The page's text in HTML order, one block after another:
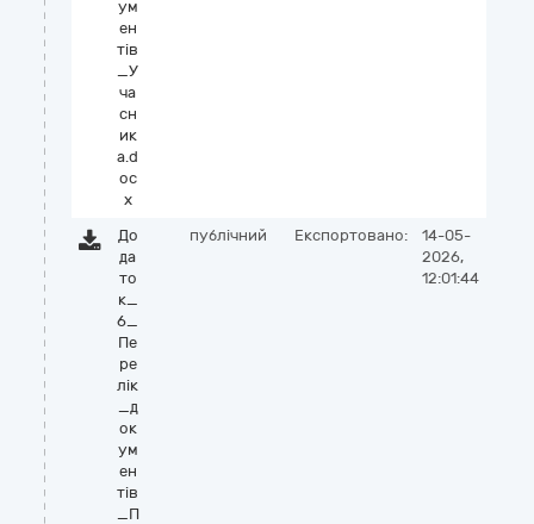
ум
ен
тів
_У
ча
сн
ик
а.d
oc
x
До
да
то
к_
6_
Пе
ре
лік
_д
ок
ум
ен
тів
_П
публічний Експортовано:
14-05-
2026,
12:01:44